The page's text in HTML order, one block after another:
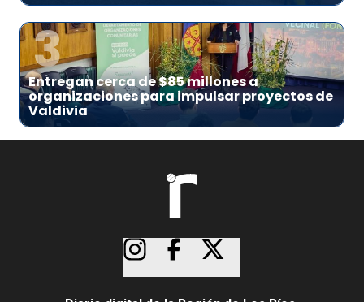
3
Entregan cerca de $85 millones a
organizaciones para impulsar proyectos de
Valdivia